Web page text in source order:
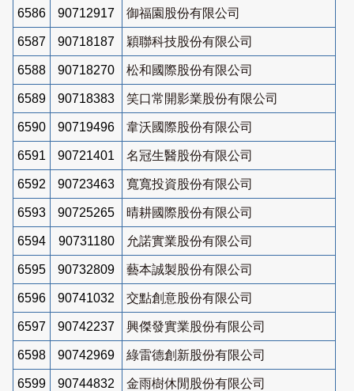
6586 90712917 御福園股份有限公司
6587 90718187 穎聯科技股份有限公司
6588 90718270 松和國際股份有限公司
6589 90718383 笑口常開影業股份有限公司
6590 90719496 韋沃國際股份有限公司
6591 90721401 名冠生醫股份有限公司
6592 90723463 寬寬投資股份有限公司
6593 90725265 晴耕國際股份有限公司
6594 90731180 允諾實業股份有限公司
6595 90732809 藝本誠製股份有限公司
6596 90741032 交點創意股份有限公司
6597 90742237 興傑發實業股份有限公司
6598 90742969 綠雷德創新股份有限公司
6599 90744832 金雨樹休閒股份有限公司